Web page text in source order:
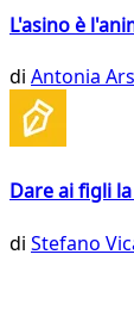
L'asino è
di Antonia
Dare ai figli
di Stefano